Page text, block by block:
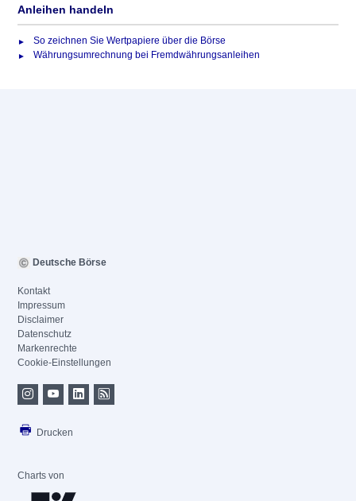
Anleihen handeln
So zeichnen Sie Wertpapiere über die Börse
Währungsumrechnung bei Fremdwährungsanleihen
Deutsche Börse
Kontakt
Impressum
Disclaimer
Datenschutz
Markenrechte
Cookie-Einstellungen
Drucken
Charts von